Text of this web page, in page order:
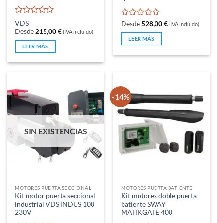
Valorado
con
0
de
5
VDS
Desde 215,00€ (IVA incluido)
LEER MÁS
Valorado
con
de
5
Desde528,00€ (IVA incluido)
LEER MÁS
SIN EXISTENCIAS
MOTORES PUERTA SECCIONAL
Kit motor puerta seccional
industrial VDS INDUS 100
230V
-14%
MOTORES PUERTA BATIENTE
Kit motores doble puerta
batiente SWAY
MATIKGATE 400